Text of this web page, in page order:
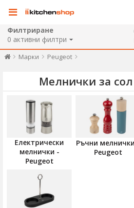
Филтриране
0 активни филтри
Марки Peugeot
Мелнички за
Електрически
мелнички -
Peugeot
Ръчни
Peugeot